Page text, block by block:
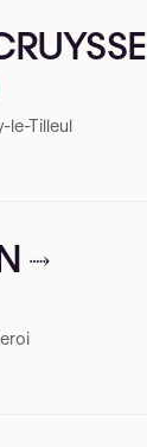
le-Tilleul